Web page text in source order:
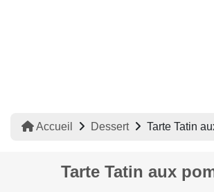
Accueil Dessert Tarte Tatin
Tarte Tatin aux